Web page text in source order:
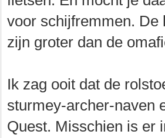
voor schijfremmen. De
zijn groter dan de
Ik zag ooit dat de
sturmey-archer-naven
Quest. Misschien is er